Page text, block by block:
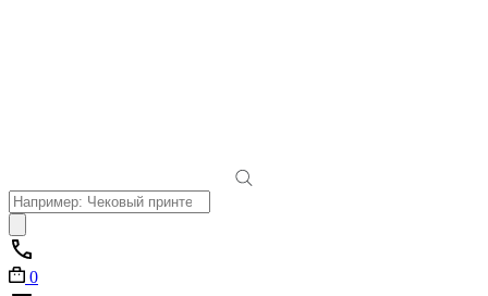
Поиск
товаров
0